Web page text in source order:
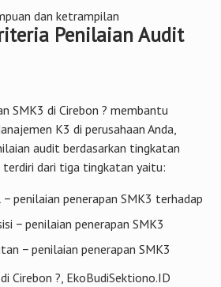
dan ketrampilan
Penilaian Audit
SMK3 di Cirebon ? membantu
K3 di perusahaan Anda,
audit berdasarkan tingkatan
terdiri dari tiga tingkatan yaitu:
penilaian penerapan SMK3 terhadap
− penilaian penerapan SMK3
− penilaian penerapan SMK3
Cirebon ?, EkoBudiSektiono.ID